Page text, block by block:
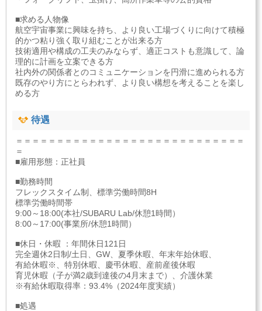
■求める人物像
航空宇宙事業に興味を持ち、より良い工場づくりに向けて積極
的かつ粘り強く取り組むことが出来る方
技術適用や構成の工夫のみならず、適正コストも意識して、論
理的に計画を立案できる方
社内外の関係者とのコミュニケーションを円滑に進められる方
既存のやり方にとらわれず、より良い構想を考えることを楽し
める方
待遇
＝＝＝＝＝＝＝＝＝＝＝＝＝＝＝＝＝＝＝＝＝＝＝＝＝＝＝＝
＝
■雇用形態：正社員
■勤務時間
フレックスタイム制、標準労働時間8H
標準労働時間帯
9:00～18:00(本社/SUBARU Lab/休憩1時間）
8:00～17:00(事業所/休憩1時間）
■休日・休暇 ：年間休日121日
完全週休2日制/土日、GW、夏季休暇、年末年始休暇、
有給休暇※、特別休暇、慶弔休暇、産前産後休暇
育児休暇（子が満2歳到達後の4月末まで）、介護休業
※有給休暇取得率：93.4%（2024年度実績）
■処遇